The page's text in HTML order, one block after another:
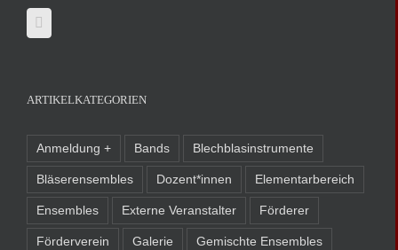
ARTIKELKATEGORIEN
Anmeldung + Bands Blechblasinstrumente
Bläserensembles Dozent*innen Elementarbereich
Ensembles Externe Veranstalter Förderer
Förderverein Galerie Gemischte Ensembles